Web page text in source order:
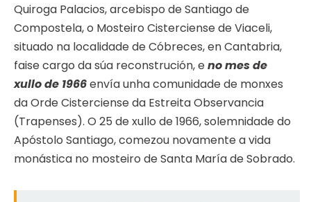
Quiroga Palacios, arcebispo de Santiago de
Compostela, o Mosteiro Cisterciense de Viaceli,
situado na localidade de Cóbreces, en Cantabria,
faise cargo da súa reconstrución, eno mes de
xullo de 1966envía unha comunidade de monxes
da Orde Cisterciense da Estreita Observancia
(Trapenses). O 25 de xullo de 1966, solemnidade do
Apóstolo Santiago, comezou novamente a vida
monástica no mosteiro de Santa María de Sobrado.